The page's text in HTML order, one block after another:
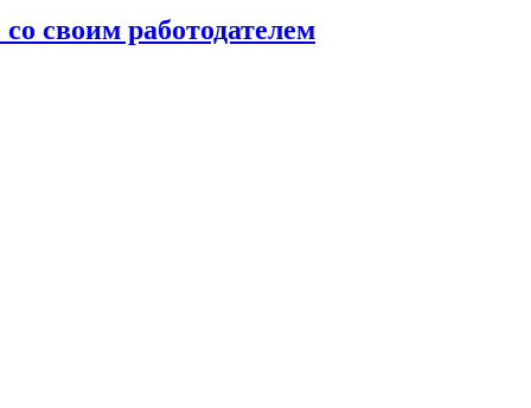
своим работодателем